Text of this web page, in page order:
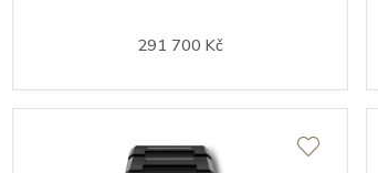
291 700 Kč